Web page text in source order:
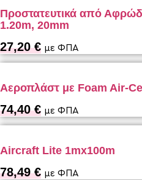
Προστατευτικά από
1.20m, 20mm
27,20€ με ΦΠΑ
Αεροπλάστ με Foam Air-
74,40€ με ΦΠΑ
Aircraft Lite 1mx100m
78,49€ με ΦΠΑ